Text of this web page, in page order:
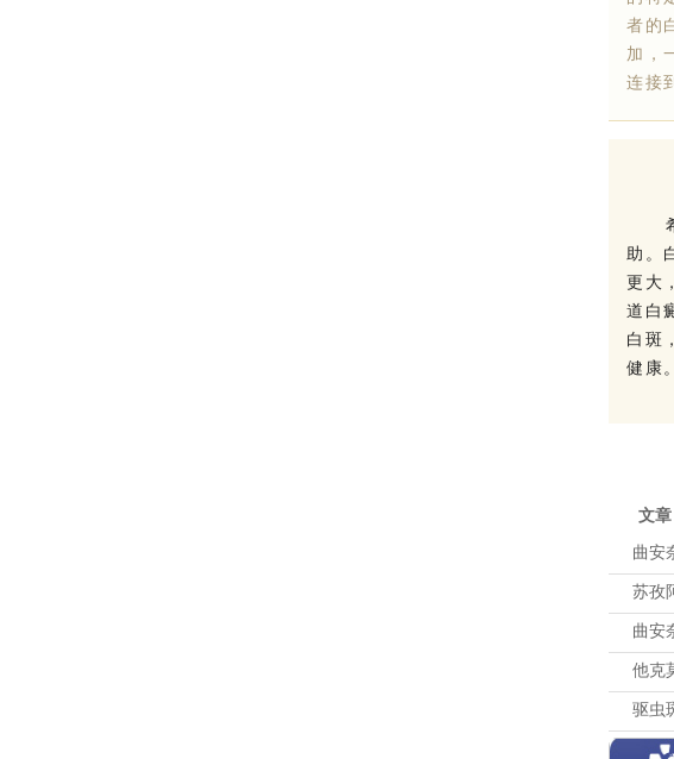
者的
加，
连接
希
助。
更大
道白
白斑
健康。
文章
曲安
苏孜
曲安
他克
驱虫